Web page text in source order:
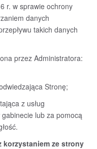
r. w sprawie ochrony
danych
takich danych
przez Administratora:
Stronę;
z usług
lub za pomocą
korzystaniem ze strony